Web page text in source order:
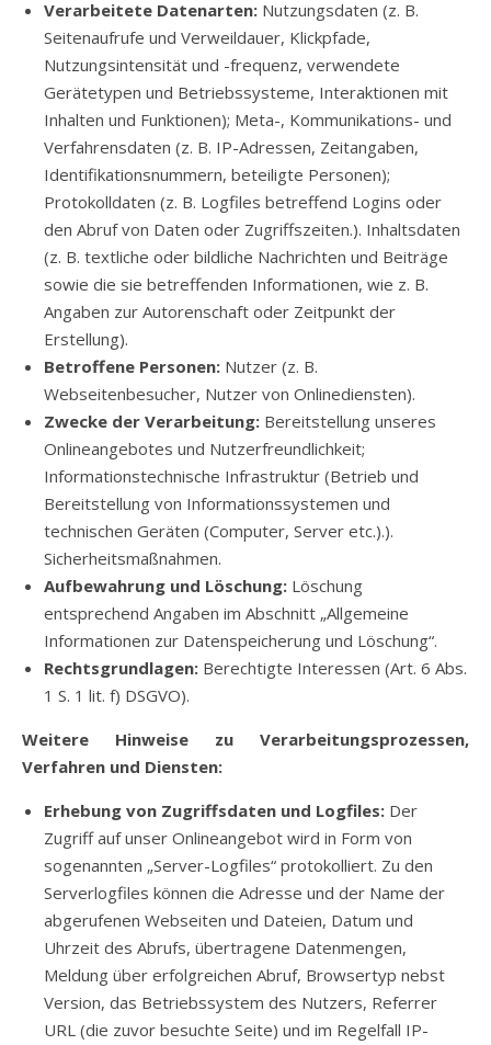
Verarbeitete Datenarten: Nutzungsdaten (z. B.
Seitenaufrufe und Verweildauer, Klickpfade,
Nutzungsintensität und -frequenz, verwendete
Gerätetypen und Betriebssysteme, Interaktionen mit
Inhalten und Funktionen); Meta-, Kommunikations- und
Verfahrensdaten (z. B. IP-Adressen, Zeitangaben,
Identifikationsnummern, beteiligte Personen);
Protokolldaten (z. B. Logfiles betreffend Logins oder
den Abruf von Daten oder Zugriffszeiten.). Inhaltsdaten
(z. B. textliche oder bildliche Nachrichten und Beiträge
sowie die sie betreffenden Informationen, wie z. B.
Angaben zur Autorenschaft oder Zeitpunkt der
Erstellung).
Betroffene Personen: Nutzer (z. B.
Webseitenbesucher, Nutzer von Onlinediensten).
Zwecke der Verarbeitung: Bereitstellung unseres
Onlineangebotes und Nutzerfreundlichkeit;
Informationstechnische Infrastruktur (Betrieb und
Bereitstellung von Informationssystemen und
technischen Geräten (Computer, Server etc.).).
Sicherheitsmaßnahmen.
Aufbewahrung und Löschung: Löschung
entsprechend Angaben im Abschnitt „Allgemeine
Informationen zur Datenspeicherung und Löschung“.
Rechtsgrundlagen: Berechtigte Interessen (Art. 6 Abs.
1 S. 1 lit. f) DSGVO).
Weitere Hinweise zu Verarbeitungsprozessen,
Verfahren und Diensten:
Erhebung von Zugriffsdaten und Logfiles: Der
Zugriff auf unser Onlineangebot wird in Form von
sogenannten „Server-Logfiles“ protokolliert. Zu den
Serverlogfiles können die Adresse und der Name der
abgerufenen Webseiten und Dateien, Datum und
Uhrzeit des Abrufs, übertragene Datenmengen,
Meldung über erfolgreichen Abruf, Browsertyp nebst
Version, das Betriebssystem des Nutzers, Referrer
URL (die zuvor besuchte Seite) und im Regelfall IP-